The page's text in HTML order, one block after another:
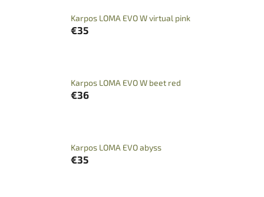
Karpos LOMA EVO W virtual pink
€35
Karpos LOMA EVO W beet red
€36
Karpos LOMA EVO abyss
€35